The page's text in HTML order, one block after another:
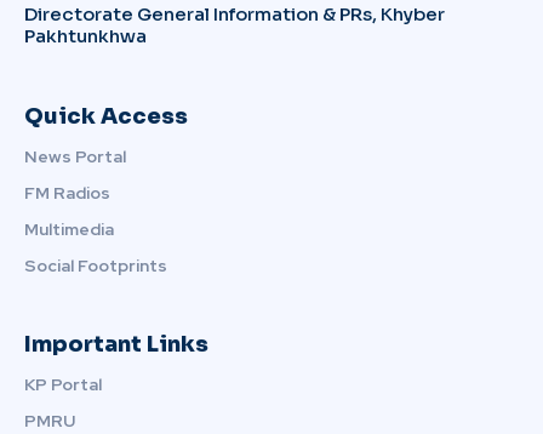
Directorate General Information & PRs, Khyber
Pakhtunkhwa
Quick Access
News Portal
FM Radios
Multimedia
Social Footprints
Important Links
KP Portal
PMRU